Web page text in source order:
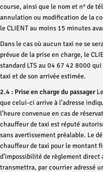
course, ainsi que le nom et n° de
annulation ou modification de la
le CLIENT au moins 15 minutes
Dans le cas où aucun taxi ne se
prévue de la prise en charge, le
standard LTS au 04 67 42 8000
taxi et de son arrivée estimée.
2.4 : Prise en charge du passager
que celui-ci arrive à l’adresse
l’heure convenue en cas de
chauffeur de taxi est réputé
sans avertissement préalable. Le
chauffeur de taxi pour le montant
d’impossibilité de règlement direct
transmettra, par courrier adressé